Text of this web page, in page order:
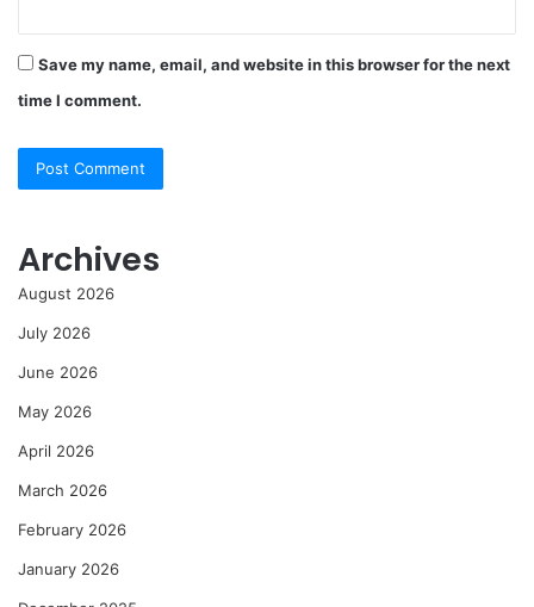
Save my name, email, and website in this browser for the next
time I comment.
Archives
August 2026
July 2026
June 2026
May 2026
April 2026
March 2026
February 2026
January 2026